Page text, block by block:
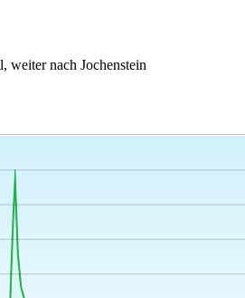
weiter nach Jochenstein